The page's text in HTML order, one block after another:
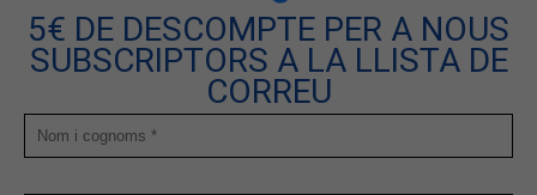
5€ DE DESCOMPTE PER A NOUS
SUBSCRIPTORS A LA LLISTA DE
CORREU